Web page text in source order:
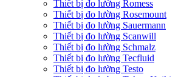
Thiết bị đo lường Romess
Thiết bị đo lường Rosemount
Thiết bị đo lường Sauermann
Thiết bị đo lường Scanwill
Thiết bị đo lường Schmalz
Thiết bị đo lường Tecfluid
Thiết bị đo lường Testo